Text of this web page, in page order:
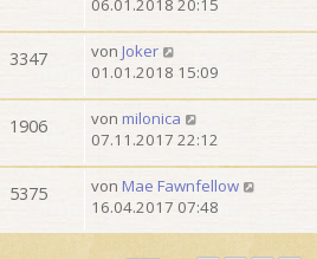
06.01.2018 20:15
3347 von Joker
01.01.2018 15:09
1906 von milonica
07.11.2017 22:12
5375 von Mae Fawnfellow
16.04.2017 07:48